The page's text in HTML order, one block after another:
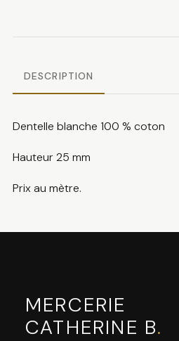
DESCRIPTION
Dentelle blanche 100 % coton
Hauteur 25 mm
Prix au mètre.
MERCERIE
CATHERINE B.